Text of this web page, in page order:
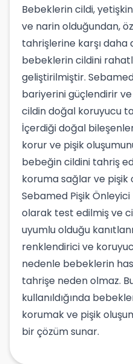
Bebeklerin cildi,
ve narin olduğundan,
tahrişlerine karşı daha
bebeklerin cildini
geliştirilmiştir.
bariyerini güçlendirir
cildin doğal koruyucu
İçerdiği doğal
korur ve pişik
bebeğin cildini tahriş
koruma sağlar ve pişik
Sebamed Pişik
olarak test edilmiş ve
uyumlu olduğu
renklendirici ve
nedenle bebeklerin
tahrişe neden olmaz.
kullanıldığında
korumak ve pişik
bir çözüm sunar.